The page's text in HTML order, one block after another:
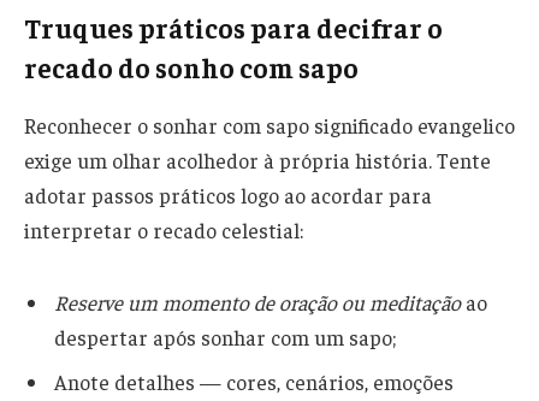
Truques práticos para decifrar o
recado do sonho com sapo
Reconhecer o sonhar com sapo significado evangelico
exige um olhar acolhedor à própria história. Tente
adotar passos práticos logo ao acordar para
interpretar o recado celestial:
Reserve um momento de oração ou meditaçãoao
despertar após sonhar com um sapo;
Anote detalhes — cores, cenários, emoções